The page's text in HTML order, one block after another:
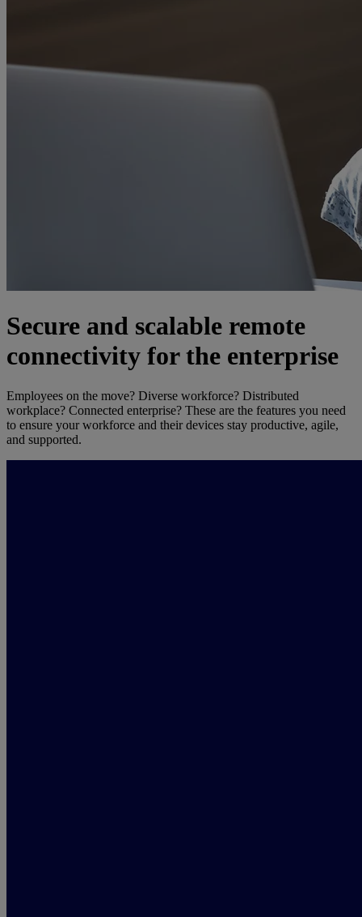
Secure and scalable remote
connectivity for the enterprise
Employees on the move? Diverse workforce? Distributed
workplace? Connected enterprise? These are the features you need
to ensure your workforce and their devices stay productive, agile,
and supported.